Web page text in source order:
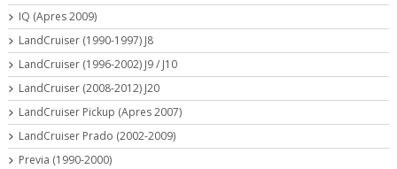
IQ (Apres 2009)
LandCruiser (1990-1997) J8
LandCruiser (1996-2002) J9 / J10
LandCruiser (2008-2012) J20
LandCruiser Pickup (Apres 2007)
LandCruiser Prado (2002-2009)
Previa (1990-2000)